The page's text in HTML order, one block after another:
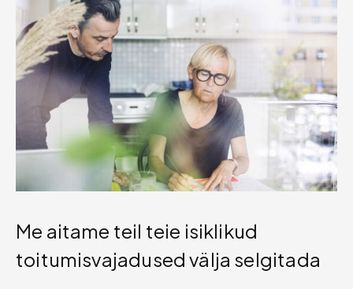
Me aitame teil teie isiklikud
toitumisvajadused välja selgitada